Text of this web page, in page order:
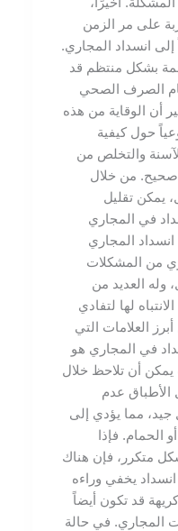
المشكلة. أخيرًا،
على مر الزمن
انسداد المجاري.
بشكل منتظم قد
الصرف الصحي
أن الوقاية من هذه
حول كيفية
والتخلص من
صحيح. من خلال
يمكن تقليل
في المجاري
المجاري
من المشكلات
وله العديد من
لها لتفادي
العلامات التي
في المجاري هو
يمكن أن تلاحظ خلال
الأطباق عدم
مما يؤدي إلى
الحمام. فإذا
متكرر، فإن هناك
انسداد يخفي وراءه
قد تكون أيضاً
المجاري. في حالة